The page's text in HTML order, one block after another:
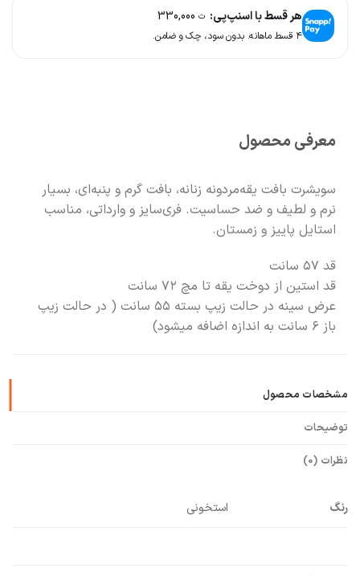
🚚سریع به دستت می‌رسه
هر قسط با اسنپ‌پی: ت330,000
۴ قسط ماهانه. بدون سود، چک و ضامن.
معرفی محصول
سویشرت بافت یقه‌مردونه زنانه، بافت گرم و پنبه‌ای، بسیار
نرم و لطیف و ضد حساسیت. فری‌سایز و وارداتی، مناسب
استایل پاییز و زمستان.
قد ۵۷ سانت
قد استین از دوخت یقه تا مچ ۷۲ سانت
عرض سینه در حالت زیپ بسته ۵۵ سانت ( در حالت زیپ
باز ۶ سانت به اندازه اضافه میشود)
مشخصات محصول
توضیحات
نظرات (0)
رنگ استخونی